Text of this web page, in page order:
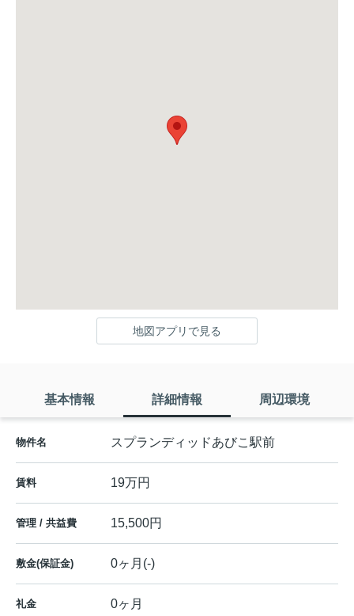
地図アプリで見る
基本情報 詳細情報 周辺環境
物件名 スプランディッドあびこ駅前
賃料 19万円
管理 / 共益費 15,500円
敷金(保証金) 0ヶ月(-)
礼金 0ヶ月